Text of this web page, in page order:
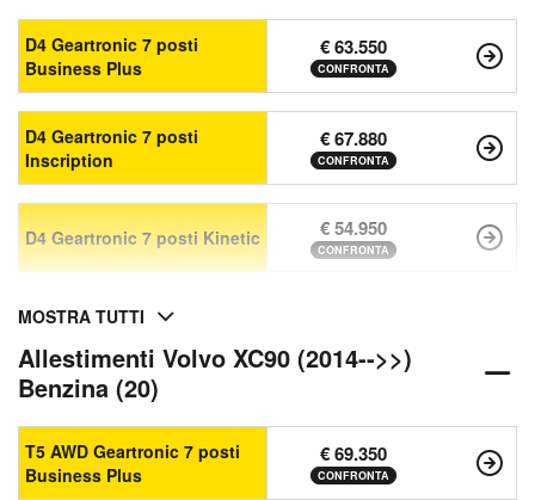
D4 Geartronic 7 posti
Business Plus
€ 63.550
CONFRONTA
D4 Geartronic 7 posti
Inscription
€ 67.880
CONFRONTA
D4 Geartronic 7 posti Kinetic € 54.950
CONFRONTA
MOSTRA TUTTI
Allestimenti Volvo XC90 (2014-->>)
Benzina (20)
T5 AWD Geartronic 7 posti
Business Plus
€ 69.350
CONFRONTA